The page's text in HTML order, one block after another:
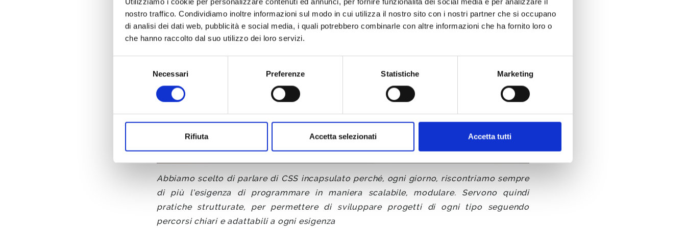
nostro traffico. Condividiamo inoltre informazioni sul modo in cui utilizza il nostro sito con i nostri partner che si occupano
di analisi dei dati web, pubblicità e social media, i quali potrebbero combinarle con altre informazioni che ha fornito loro o
che hanno raccolto dal suo utilizzo dei loro servizi.
Necessari Preferenze Statistiche Marketing
Rifiuta Accetta selezionati Accetta tutti
ANTREEM E GELLIFY PARTNER
SEDE E CONTATTI
BLOG IDEE TOOLS
Abbiamo scelto di parlare di CSS incapsulato perché, ogni giorno, riscontriamo sempre
di più l’esigenza di programmare in maniera scalabile, modulare. Servono quindi
pratiche strutturate, per permettere di sviluppare progetti di ogni tipo seguendo
percorsi chiari e adattabili a ogni esigenza